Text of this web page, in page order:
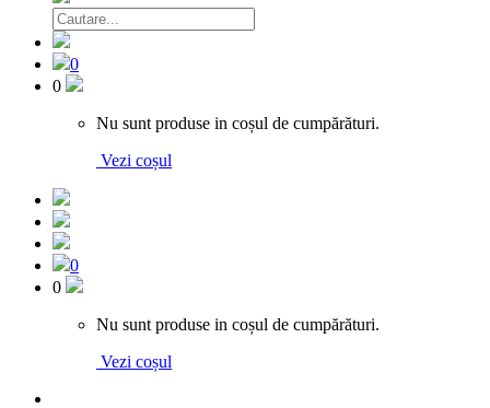
0
0
Nu sunt produse in coșul de cumpărături.
Vezi coșul
0
0
Nu sunt produse in coșul de cumpărături.
Vezi coșul